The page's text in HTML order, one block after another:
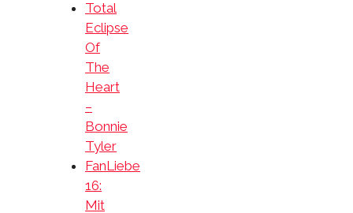
Total
Eclipse
Of
The
Heart
–
Bonnie
Tyler
FanLiebe
16:
Mit